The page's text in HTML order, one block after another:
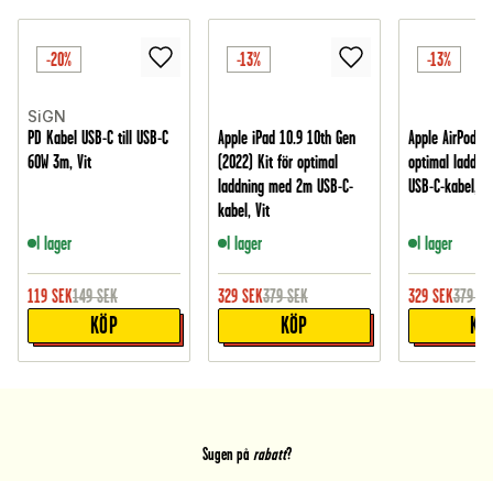
-20%
SiGN
PD Kabel USB-C till USB-C
60W 3m, Vit
I lager
119 SEK149 SEK
KÖP
-13%
Apple iPad 10.9 10th Gen
(2022) Kit för optimal
laddning med 2m USB-C-
kabel, Vit
I lager
329 SEK379 SEK
KÖP
-13%
Apple AirPods
optimal
USB-C-kabel,
I lager
329 SEK379
Sugen på rabatt?